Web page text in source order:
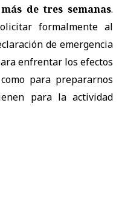
de tres semanas.
formalmente al
de emergencia
enfrentar los efectos
para prepararnos
para la actividad